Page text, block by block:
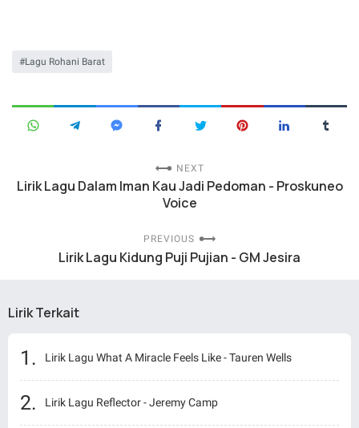
Lagu Rohani Barat
NEXT
Lirik Lagu Dalam Iman Kau Jadi Pedoman - Proskuneo
Voice
PREVIOUS
Lirik Lagu Kidung Puji Pujian - GM Jesira
Lirik Terkait
Lirik Lagu What A Miracle Feels Like - Tauren Wells
Lirik Lagu Reflector - Jeremy Camp